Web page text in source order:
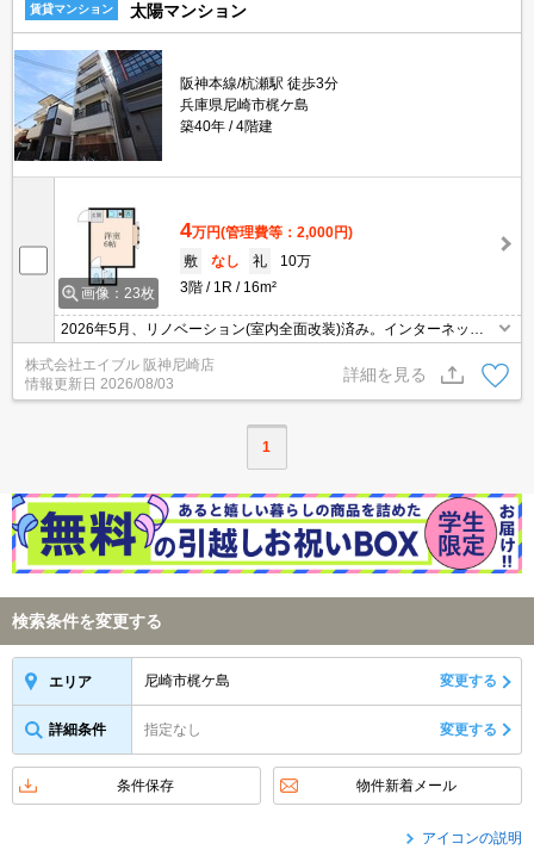
賃貸マンション 太陽マンション
阪神本線/杭瀬駅 徒歩3分
兵庫県尼崎市梶ケ島
築40年
4階建
画像：23枚
4万円(管理費等：2,000円)
敷
なし 礼
10万
3階
1R 16m²
2026年5月、リノベーション(室内全面改装)済み。インターネット
きの方に。
株式会社エイブル 阪神尼崎店
情報更新日 2026/08/03
詳細を見る
1
検索条件を変更する
エリア 尼崎市梶ケ島 変更する
詳細条件 指定なし 変更する
条件保存 物件新着メール
アイコンの説明